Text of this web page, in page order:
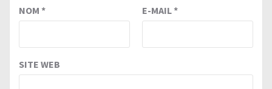
NOM * E-MAIL*
SITE WEB